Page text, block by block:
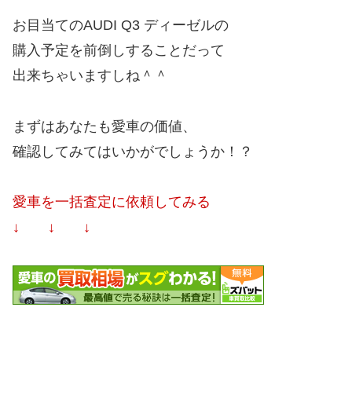
お目当てのAUDI Q3 ディーゼルの
購入予定を前倒しすることだって
出来ちゃいますしね＾＾
まずはあなたも愛車の価値、
確認してみてはいかがでしょうか！？
愛車を一括査定に依頼してみる
↓ ↓ ↓